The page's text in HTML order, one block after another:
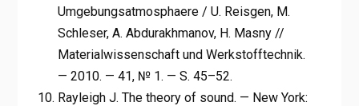
Umgebungsatmosphaere / U. Reisgen, M.
Schleser, A. Abdurakhmanov, H. Masny //
Materialwissenschaft und Werkstofftechnik.
— 2010. — 41, № 1. — S. 45–52.
Rayleigh J. The theory of sound. — New York: